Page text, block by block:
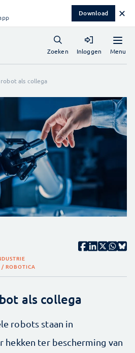
Download ✕
Menu
Zoeken Inloggen
als collega
/ ROBOTICA
als collega
robots staan in
hekken ter bescherming van